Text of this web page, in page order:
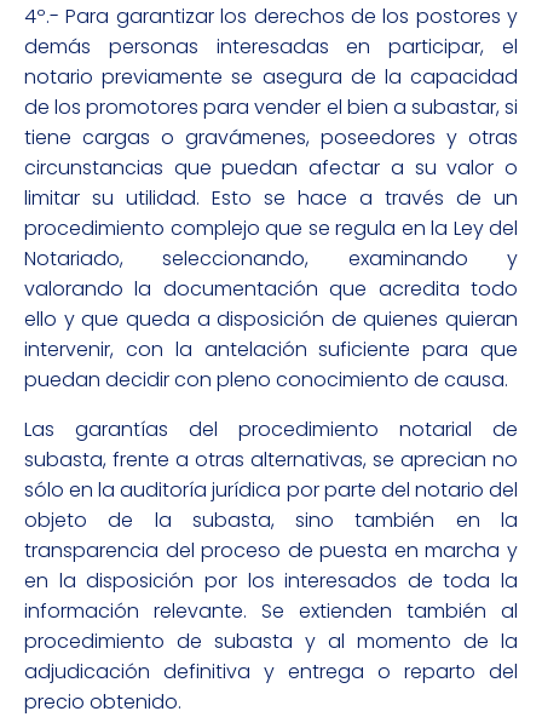
4º.- Para garantizar los derechos de los postores y
demás personas interesadas en participar, el
notario previamente se asegura de la capacidad
de los promotores para vender el bien a subastar, si
tiene cargas o gravámenes, poseedores y otras
circunstancias que puedan afectar a su valor o
limitar su utilidad. Esto se hace a través de un
procedimiento complejo que se regula en la Ley del
Notariado, seleccionando, examinando y
valorando la documentación que acredita todo
ello y que queda a disposición de quienes quieran
intervenir, con la antelación suficiente para que
puedan decidir con pleno conocimiento de causa.
Las garantías del procedimiento notarial de
subasta, frente a otras alternativas, se aprecian no
sólo en la auditoría jurídica por parte del notario del
objeto de la subasta, sino también en la
transparencia del proceso de puesta en marcha y
en la disposición por los interesados de toda la
información relevante. Se extienden también al
procedimiento de subasta y al momento de la
adjudicación definitiva y entrega o reparto del
precio obtenido.